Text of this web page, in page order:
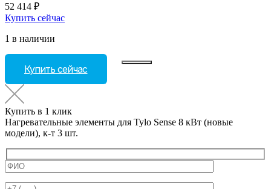
52 414 ₽
Купить сейчас
1 в наличии
Купить сейчас
Количество
Sense
(новые
Купить в 1 клик
Нагревательные элементы для Tylo Sense 8 кВт (новые
модели), к-т 3 шт.